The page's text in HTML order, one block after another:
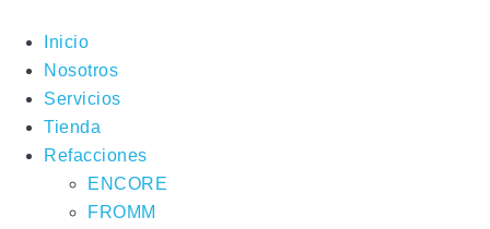
content
Inicio
Nosotros
Servicios
Tienda
Refacciones
ENCORE
FROMM